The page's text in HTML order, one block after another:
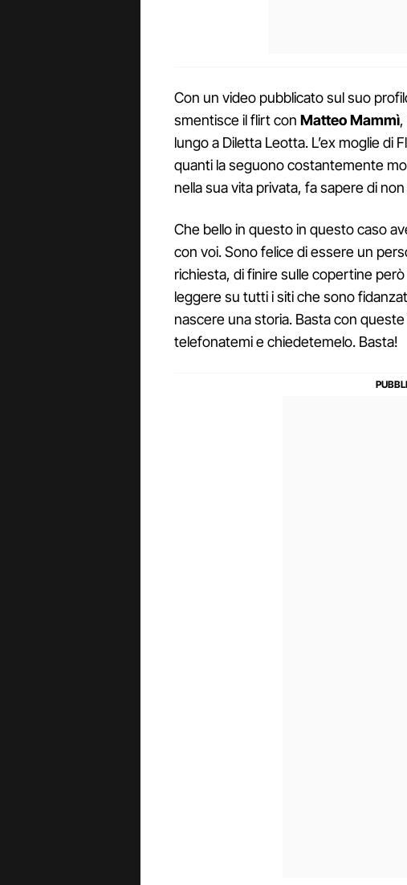
Con un video pubblicato sul suo
smentisce il flirt con Matteo Mammì
lungo a Diletta Leotta. L’ex moglie di
quanti la seguono costantemente
nella sua vita privata, fa sapere di
Che bello in questo in questo caso
con voi. Sono felice di essere un
richiesta, di finire sulle copertine
leggere su tutti i siti che sono
nascere una storia. Basta con
telefonatemi e chiedetemelo. Basta!